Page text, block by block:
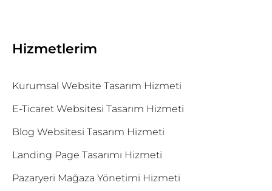
Hizmetlerim
Kurumsal Website Tasarım Hizmeti
E-Ticaret Websitesi Tasarım Hizmeti
Blog Websitesi Tasarım Hizmeti
Landing Page Tasarımı Hizmeti
Pazaryeri Mağaza Yönetimi Hizmeti